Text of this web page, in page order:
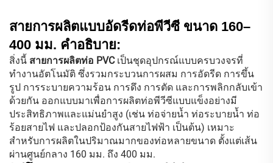
สายการผลิตแบบอัดรีดท่อพีวีซี ขนาด 160–
400 มม. คำอธิบาย:
สิ่งนี้ สายการผลิตท่อ PVC เป็นชุดอุปกรณ์แบบครบวงจรที่
ทำงานอัตโนมัติ ซึ่งรวมกระบวนการผสม การอัดรีด การขึ้น
รูป การระบายความร้อน การดึง การตัด และการพลิกกลับเข้า
ด้วยกัน ออกแบบมาเพื่อการผลิตท่อพีวีซีแบบแข็งอย่างมี
ประสิทธิภาพและแม่นยำสูง (เช่น ท่อจ่ายน้ำ ท่อระบายน้ำ ท่อ
ร้อยสายไฟ และปลอกป้องกันสายไฟฟ้า เป็นต้น) เหมาะ
สำหรับการผลิตในปริมาณมากของท่อหลายขนาด ตั้งแต่เส้น
ผ่านศูนย์กลาง 160 มม. ถึง 400 มม.